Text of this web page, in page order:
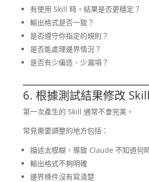
有使用 Skill 時，結果是否更穩定？
輸出格式是否一致？
是否遵守你指定的規則？
是否能處理邊界情況？
是否有少編造、少漏項？
6. 根據測試結果修改 Skill
第一次產生的 Skill 通常不會完美。
常見需要調整的地方包括：
描述太模糊，導致 Claude 不知道何
輸出格式不夠明確
邊界條件沒有寫清楚